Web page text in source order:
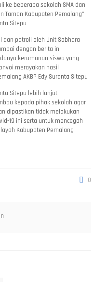
ke beberapa sekolah SMA dan
Taman Kabupaten Pemalang”
Sitepu
dan patroli oleh Unit Sabhara
dengan berita ini
kerumunan siswa yang
merayakan hasil
AKBP Edy Suranta Sitepu
Sitepu lebih lanjut
kepada pihak sekolah agar
dipastikan tidak melakukan
19 ini serta untuk mencegah
Kabupaten Pemalang
0